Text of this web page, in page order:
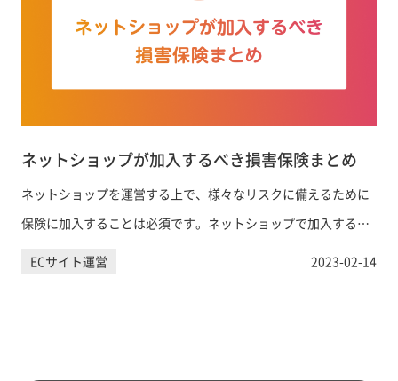
ネットショップが加入するべき損害保険まとめ
ネットショップを運営する上で、様々なリスクに備えるために
保険に加入することは必須です。ネットショップで加入するべ
き保険について解説します。
ECサイト運営 2023-02-14